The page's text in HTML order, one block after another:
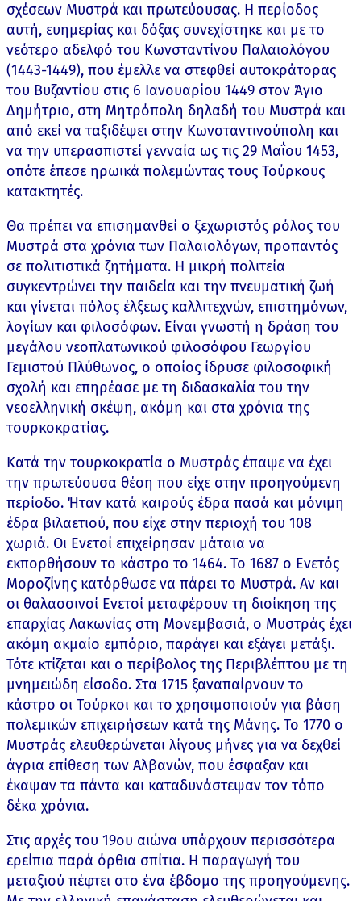
σχέσεων Μυστρά και πρωτεύουσας. Η περίοδος
αυτή, ευημερίας και δόξας συνεχίστηκε και με το
νεότερο αδελφό του Κωνσταντίνου Παλαιολόγου
(1443-1449), που έμελλε να στεφθεί αυτοκράτορας
του Βυζαντίου στις 6 Ιανουαρίου 1449 στον Άγιο
Δημήτριο, στη Μητρόπολη δηλαδή του Μυστρά και
από εκεί να ταξιδέψει στην Κωνσταντινούπολη και
να την υπερασπιστεί γενναία ως τις 29 Μαΐου 1453,
οπότε έπεσε ηρωικά πολεμώντας τους Τούρκους
κατακτητές.
Θα πρέπει να επισημανθεί ο ξεχωριστός ρόλος του
Μυστρά στα χρόνια των Παλαιολόγων, προπαντός
σε πολιτιστικά ζητήματα. Η μικρή πολιτεία
συγκεντρώνει την παιδεία και την πνευματική ζωή
και γίνεται πόλος έλξεως καλλιτεχνών, επιστημόνων,
λογίων και φιλοσόφων. Είναι γνωστή η δράση του
μεγάλου νεοπλατωνικού φιλοσόφου Γεωργίου
Γεμιστού Πλύθωνος, ο οποίος ίδρυσε φιλοσοφική
σχολή και επηρέασε με τη διδασκαλία του την
νεοελληνική σκέψη, ακόμη και στα χρόνια της
τουρκοκρατίας.
Κατά την τουρκοκρατία ο Μυστράς έπαψε να έχει
την πρωτεύουσα θέση που είχε στην προηγούμενη
περίοδο. Ήταν κατά καιρούς έδρα πασά και μόνιμη
έδρα βιλαετιού, που είχε στην περιοχή του 108
χωριά. Οι Ενετοί επιχείρησαν μάταια να
εκπορθήσουν το κάστρο το 1464. Το 1687 ο Ενετός
Μοροζίνης κατόρθωσε να πάρει το Μυστρά. Αν και
οι θαλασσινοί Ενετοί μεταφέρουν τη διοίκηση της
επαρχίας Λακωνίας στη Μονεμβασιά, ο Μυστράς έχει
ακόμη ακμαίο εμπόριο, παράγει και εξάγει μετάξι.
Τότε κτίζεται και ο περίβολος της Περιβλέπτου με τη
μνημειώδη είσοδο. Στα 1715 ξαναπαίρνουν το
κάστρο οι Τούρκοι και το χρησιμοποιούν για βάση
πολεμικών επιχειρήσεων κατά της Μάνης. Το 1770 ο
Μυστράς ελευθερώνεται λίγους μήνες για να δεχθεί
άγρια επίθεση των Αλβανών, που έσφαξαν και
έκαψαν τα πάντα και καταδυνάστεψαν τον τόπο
δέκα χρόνια.
Στις αρχές του 19ου αιώνα υπάρχουν περισσότερα
ερείπια παρά όρθια σπίτια. Η παραγωγή του
μεταξιού πέφτει στο ένα έβδομο της προηγούμενης.